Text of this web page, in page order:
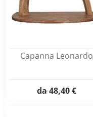
Capanna Leonardo
da 48,40 €